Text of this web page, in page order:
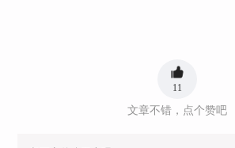
11
文章不错，点个赞吧